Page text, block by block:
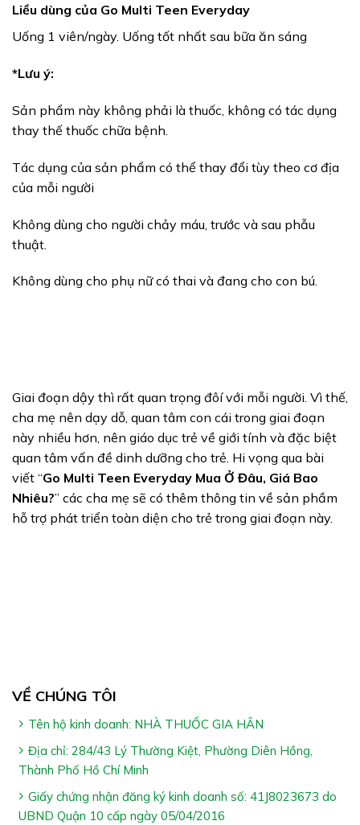
Liều dùng của Go Multi Teen Everyday
Uống 1 viên/ngày. Uống tốt nhất sau bữa ăn sáng
*Lưu ý:
Sản phẩm này không phải là thuốc, không có tác dụng
thay thế thuốc chữa bệnh.
Tác dụng của sản phẩm có thể thay đổi tùy theo cơ địa
của mỗi người
Không dùng cho người chảy máu, trước và sau phẫu
thuật.
Không dùng cho phụ nữ có thai và đang cho con bú.
Giai đoạn dậy thì rất quan trọng đôí với mỗi người. Vì thế,
cha mẹ nên dạy dỗ, quan tâm con cái trong giai đoạn
này nhiều hơn, nên giáo dục trẻ về giới tính và đặc biệt
quan tâm vấn đề dinh dưỡng cho trẻ. Hi vọng qua bài
viết “Go Multi Teen Everyday Mua Ở Đâu, Giá Bao
Nhiêu?” các cha mẹ sẽ có thêm thông tin về sản phầm
hỗ trợ phát triển toàn diện cho trẻ trong giai đoạn này.
VỀ CHÚNG TÔI
Tên hộ kinh doanh: NHÀ THUỐC GIA HÂN
Địa chỉ: 284/43 Lý Thường Kiệt, Phường Diên Hồng,
Thành Phố Hồ Chí Minh
Giấy chứng nhận đăng ký kinh doanh số: 41J8023673 do
UBND Quận 10 cấp ngày 05/04/2016